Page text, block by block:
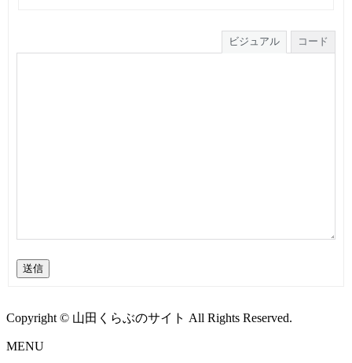
ビジュアル コード
送信
Copyright © 山田くらぶのサイト All Rights Reserved.
MENU